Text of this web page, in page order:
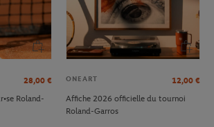
28,00 €
Roland-
ONEART 12,00 €
Affiche 2026 officielle du tournoi
Roland-Garros